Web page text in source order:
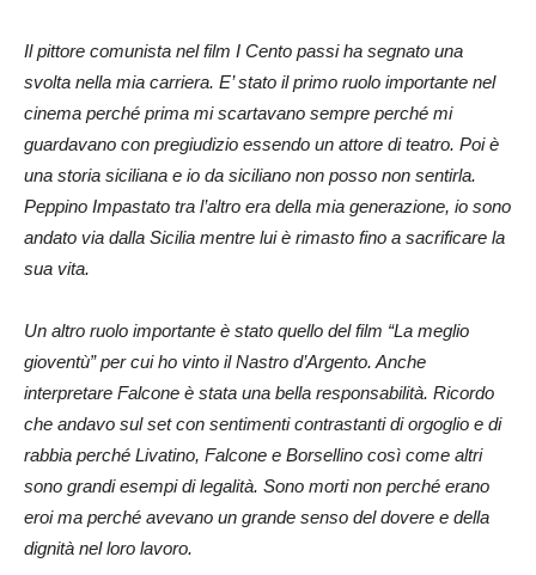
Il pittore comunista nel film I Cento passi ha segnato una
svolta nella mia carriera. E’ stato il primo ruolo importante nel
cinema perché prima mi scartavano sempre perché mi
guardavano con pregiudizio essendo un attore di teatro. Poi è
una storia siciliana e io da siciliano non posso non sentirla.
Peppino Impastato tra l’altro era della mia generazione, io sono
andato via dalla Sicilia mentre lui è rimasto fino a sacrificare la
sua vita.
Un altro ruolo importante è stato quello del film “La meglio
gioventù” per cui ho vinto il Nastro d’Argento. Anche
interpretare Falcone è stata una bella responsabilità. Ricordo
che andavo sul set con sentimenti contrastanti di orgoglio e di
rabbia perché Livatino, Falcone e Borsellino così come altri
sono grandi esempi di legalità. Sono morti non perché erano
eroi ma perché avevano un grande senso del dovere e della
dignità nel loro lavoro.